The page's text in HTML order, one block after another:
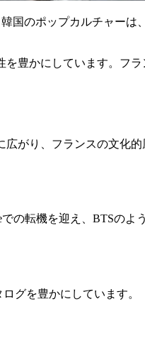
国のポップカルチャー
豊かにしています。フ
がり、フランスの文化的
の転機を迎え、BTSの
グを豊かにしています。